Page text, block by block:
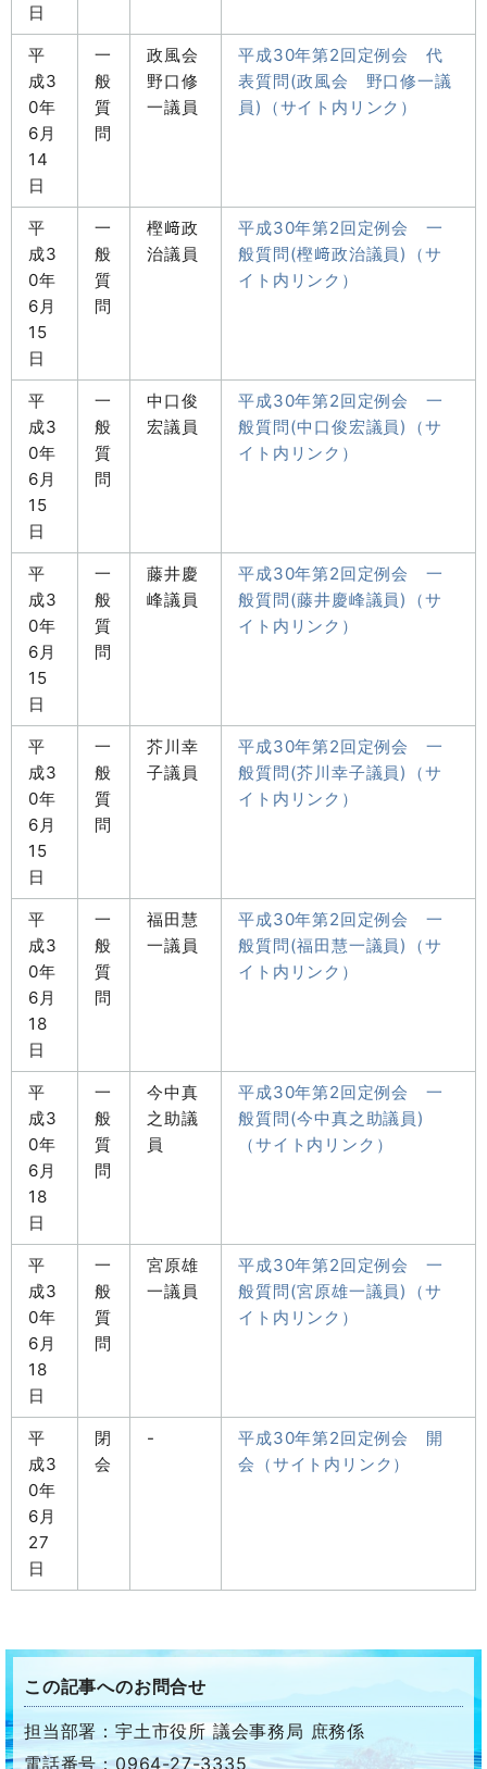
日
平
成3
0年
6月
14
日
一
般
質
問
政風会
野口修
一議員
平成30年第2回定例会 代
表質問(政風会 野口修一議
員)（サイト内リンク）
平
成3
0年
6月
15
日
一
般
質
問
樫﨑政
治議員
平成30年第2回定例会 一
般質問(樫﨑政治議員)（サ
イト内リンク）
平
成3
0年
6月
15
日
一
般
質
問
中口俊
宏議員
平成30年第2回定例会 一
般質問(中口俊宏議員)（サ
イト内リンク）
平
成3
0年
6月
15
日
一
般
質
問
藤井慶
峰議員
平成30年第2回定例会 一
般質問(藤井慶峰議員)（サ
イト内リンク）
平
成3
0年
6月
15
日
一
般
質
問
芥川幸
子議員
平成30年第2回定例会 一
般質問(芥川幸子議員)（サ
イト内リンク）
平
成3
0年
6月
18
日
一
般
質
問
福田慧
一議員
平成30年第2回定例会 一
般質問(福田慧一議員)（サ
イト内リンク）
平
成3
0年
6月
18
日
一
般
質
問
今中真
之助議
員
平成30年第2回定例会 一
般質問(今中真之助議員)
（サイト内リンク）
平
成3
0年
6月
18
日
一
般
質
問
宮原雄
一議員
平成30年第2回定例会 一
般質問(宮原雄一議員)（サ
イト内リンク）
平
成3
0年
6月
27
日
閉
会
-
平成30年第2回定例会 開
会（サイト内リンク）
この記事へのお問合せ
担当部署：宇土市役所 議会事務局 庶務係
電話番号：0964-27-3335